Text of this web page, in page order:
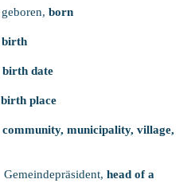
geboren, born
birth
birth date
birth place
community, municipality, village,
Gemeindepräsident, head of a